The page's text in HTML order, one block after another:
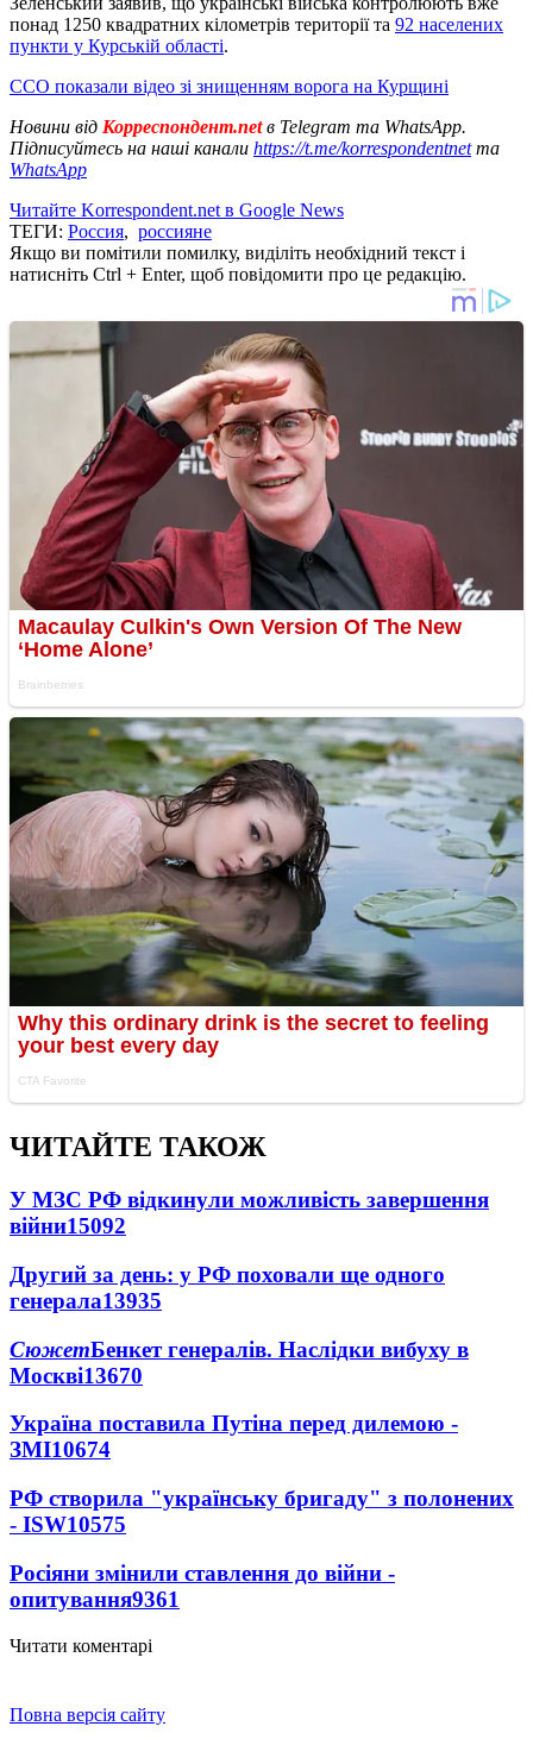
понад 1250 квадратних кілометрів території та 92 населених
пункти у Курській області.
ССО показали відео зі знищенням ворога на Курщині
Новини від Корреспондент.netв Telegram та WhatsApp.
Підписуйтесь на наші канали https://t.me/korrespondentnetта
WhatsApp
Читайте Korrespondent.net в Google News
ТЕГИ: Россия, россияне
Якщо ви помітили помилку, виділіть необхідний текст і
натисніть Ctrl + Enter, щоб повідомити про це редакцію.
ЧИТАЙТЕ ТАКОЖ
У МЗС РФ відкинули можливість завершення
війни15092
Другий за день: у РФ поховали ще одного
генерала13935
СюжетБенкет генералів. Наслідки вибуху в
Москві13670
Україна поставила Путіна перед дилемою -
ЗМІ10674
РФ створила "українську бригаду" з полонених
- ISW10575
Росіяни змінили ставлення до війни -
опитування9361
Читати коментарі
Повна версія сайту